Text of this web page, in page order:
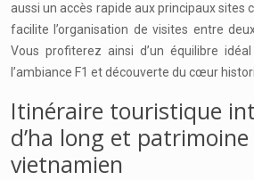
aussi un accès rapide aux principaux sites
facilite l’organisation de visites entre
Vous profiterez ainsi d’un équilibre
l’ambiance F1 et découverte du cœur
Itinéraire touristique
d’ha long et patrimoine
vietnamien